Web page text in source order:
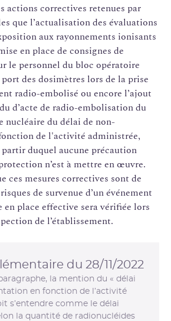
actions correctives retenues par
que l’actualisation des évaluations
aux rayonnements ionisants
en place de consignes de
le personnel du bloc opératoire
des dosimètres lors de la prise
radio-embolisé ou encore l’ajout
d’acte de radio-embolisation du
nucléaire du délai de non-
de l'activité administrée,
duquel aucune précaution
n’est à mettre en œuvre.
ces mesures correctives sont de
de survenue d’un événement
place effective sera vérifiée lors
de l’établissement.
du 28/11/2022
la mention du « délai
en fonction de l’activité
s’entendre comme le délai
la quantité de radionucléides